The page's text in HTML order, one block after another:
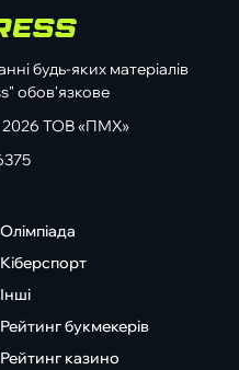
будь-яких матеріалів
обов'язкове
2026 ТОВ «ПМХ»
Олімпіада
Кіберспорт
Інші
Рейтинг букмекерів
Рейтинг казино